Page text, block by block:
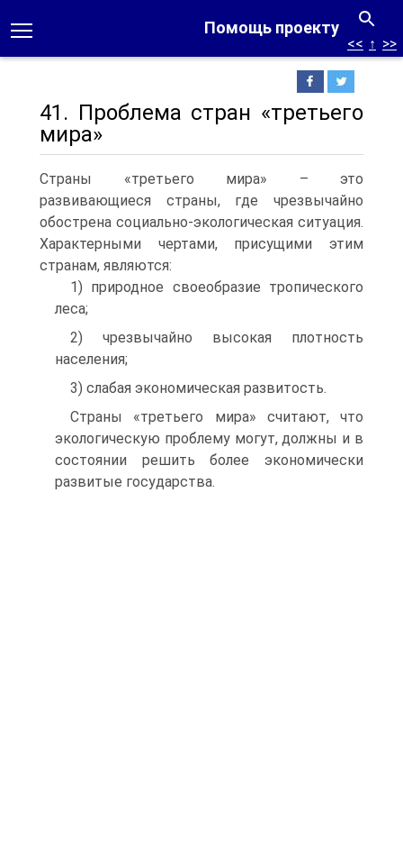
Помощь проекту
<< ↑ >>
41. Проблема стран «третьего
мира»
Страны «третьего мира» – это
развивающиеся страны, где чрезвычайно
обострена социально-экологическая ситуация.
Характерными чертами, присущими этим
странам, являются:
1) природное своеобразие тропического
леса;
2) чрезвычайно высокая плотность
населения;
3) слабая экономическая развитость.
Страны «третьего мира» считают, что
экологическую проблему могут, должны и в
состоянии решить более экономически
развитые государства.